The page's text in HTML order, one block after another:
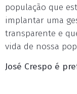
população que
implantar uma
transparente e
vida de nossa
José Crespo é